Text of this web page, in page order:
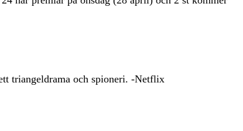
triangeldrama och spioneri. -Netflix